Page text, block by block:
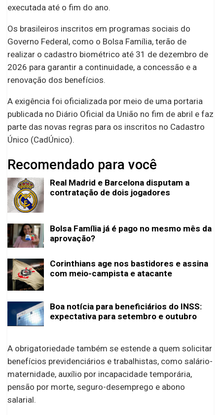
executada até o fim do ano.
Os brasileiros inscritos em programas sociais do
Governo Federal, como o Bolsa Família, terão de
realizar o cadastro biométrico até 31 de dezembro de
2026 para garantir a continuidade, a concessão e a
renovação dos benefícios.
A exigência foi oficializada por meio de uma portaria
publicada no Diário Oficial da União no fim de abril e faz
parte das novas regras para os inscritos no Cadastro
Único (CadÚnico).
Recomendado para você
Real Madrid e Barcelona disputam a
contratação de dois jogadores
Bolsa Família já é pago no mesmo mês da
aprovação?
Corinthians age nos bastidores e assina
com meio-campista e atacante
Boa notícia para beneficiários do INSS:
expectativa para setembro e outubro
A obrigatoriedade também se estende a quem solicitar
benefícios previdenciários e trabalhistas, como salário-
maternidade, auxílio por incapacidade temporária,
pensão por morte, seguro-desemprego e abono
salarial.